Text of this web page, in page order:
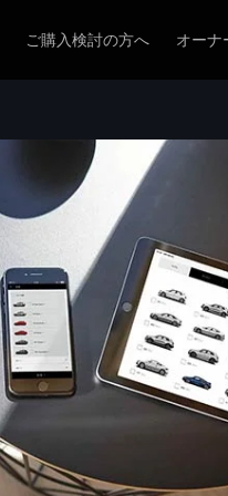
ご購入検討の方へ オーナ